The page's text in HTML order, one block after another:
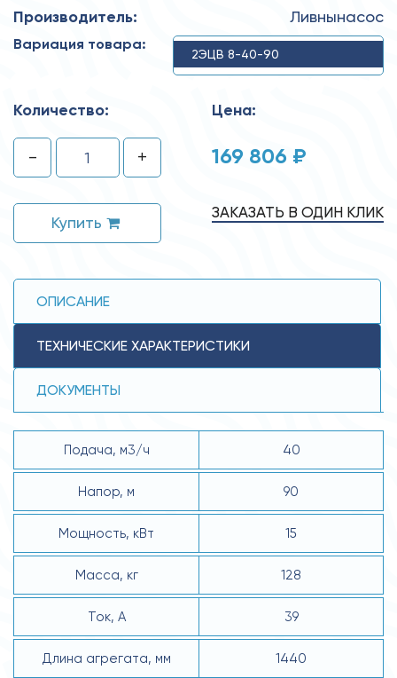
Производитель: Ливнынасос
Вариация товара:
2ЭЦВ 8-40-90
Количество:
- +
Купить
Цена:
169 806 ₽
ЗАКАЗАТЬ В ОДИН КЛИК
ОПИСАНИЕ
ТЕХНИЧЕСКИЕ ХАРАКТЕРИСТИКИ
ДОКУМЕНТЫ
Подача, м3/ч 40
Напор, м 90
Мощность, кВт 15
Масса, кг 128
Ток, А 39
Длина агрегата, мм 1440